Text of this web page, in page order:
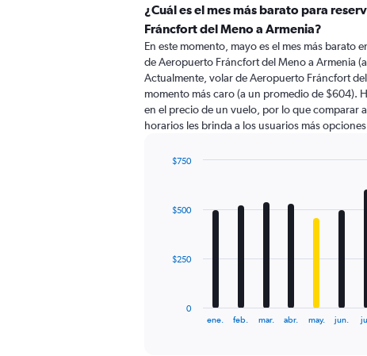
categories.
Range:
91
categories.
The
chart
has
1
Y
displaying
¿Cuál es el mes más barato para
Fráncfort del Meno a Armenia?
En este momento, mayo es el mes más barato
de Aeropuerto Fráncfort del Meno a Armenia
Actualmente, volar de Aeropuerto Fráncfort
momento más caro (a un promedio de $604).
en el precio de un vuelo, por lo que comparar
horarios les brinda a los usuarios más
12
The
ene. feb. mar. abr. may. jun.
0
$250
$500
$750